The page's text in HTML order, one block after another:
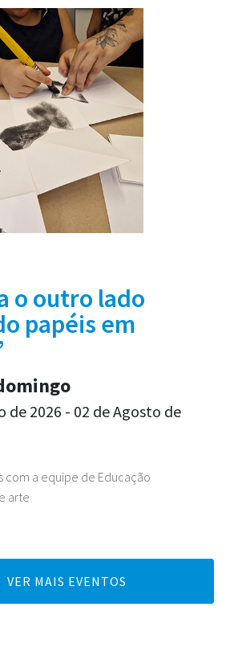
o outro lado
papéis em
com a equipe de Educação
arte
de 2026 - 02 de Agosto de
VER MAIS EVENTOS